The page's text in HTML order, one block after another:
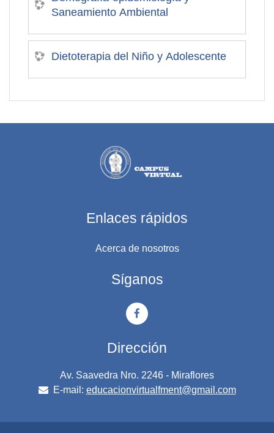
Saneamiento Ambiental
Dietoterapia del Niño y Adolescente
Enlaces rápidos
Acerca de nosotros
Síganos
Dirección
Av. Saavedra Nro. 2246 - Miraflores
E-mail: educacionvirtualfment@gmail.com